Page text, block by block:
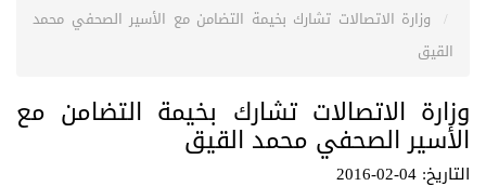
وزارة الاتصالات تشارك بخيمة التضامن مع الأسير الصحفي محمد
القيق
وزارة الاتصالات تشارك بخيمة التضامن مع
الأسير الصحفي محمد القيق
التاريخ: 04-02-2016